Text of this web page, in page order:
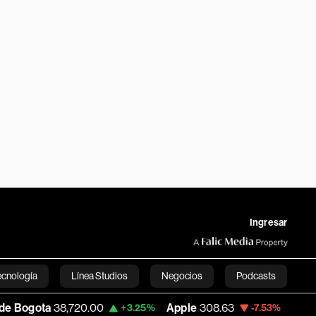
Ingresar
Línea Studios Negocios Podcasts
English+3.25% Apple 308.63 -7.53% USD COP